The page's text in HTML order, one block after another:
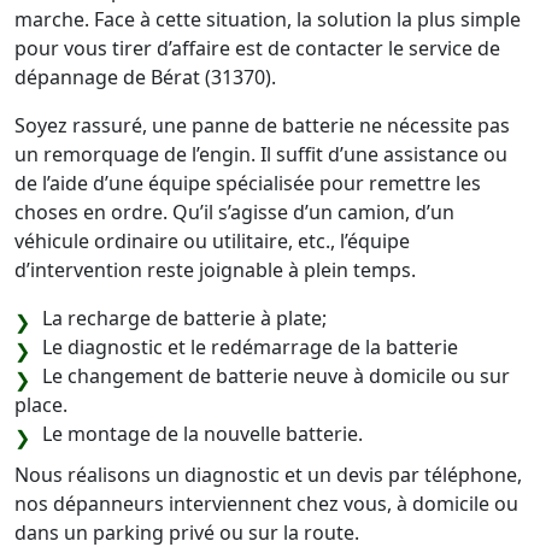
marche. Face à cette situation, la solution la plus simple
pour vous tirer d’affaire est de contacter le service de
dépannage de Bérat (31370).
Soyez rassuré, une panne de batterie ne nécessite pas
un remorquage de l’engin. Il suffit d’une assistance ou
de l’aide d’une équipe spécialisée pour remettre les
choses en ordre. Qu’il s’agisse d’un camion, d’un
véhicule ordinaire ou utilitaire, etc., l’équipe
d’intervention reste joignable à plein temps.
La recharge de batterie à plate;
Le diagnostic et le redémarrage de la batterie
Le changement de batterie neuve à domicile ou sur
place.
Le montage de la nouvelle batterie.
Nous réalisons un diagnostic et un devis par téléphone,
nos dépanneurs interviennent chez vous, à domicile ou
dans un parking privé ou sur la route.